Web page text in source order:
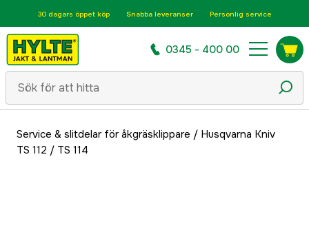
30 dagars öppet köp Snabba leveranser Personlig service
0345 - 400 00
Service & slitdelar för åkgräsklippare / Husqvarna Kniv
TS 112 / TS 114